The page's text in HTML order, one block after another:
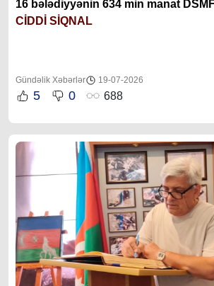
16 bələdiyyənin 634 min manat
CİDDİ SİQNAL
Gündəlik Xəbərlər 19-07-2026
5 0 688